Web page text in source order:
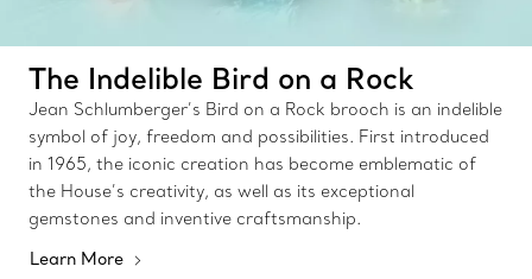
The Indelible Bird on a Rock
Jean Schlumberger’s Bird on a Rock brooch is an indelible
symbol of joy, freedom and possibilities. First introduced
in 1965, the iconic creation has become emblematic of
the House’s creativity, as well as its exceptional
gemstones and inventive craftsmanship.
Learn More